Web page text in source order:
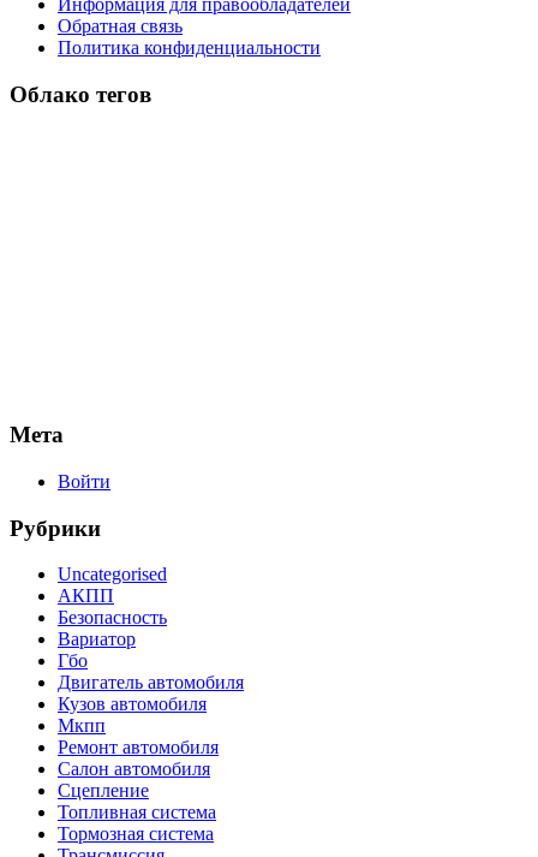
Информация для правообладателей
Обратная связь
Политика конфиденциальности
Облако тегов
Мета
Войти
Рубрики
Uncategorised
АКПП
Безопасность
Вариатор
Гбо
Двигатель автомобиля
Кузов автомобиля
Мкпп
Ремонт автомобиля
Салон автомобиля
Сцепление
Топливная система
Тормозная система